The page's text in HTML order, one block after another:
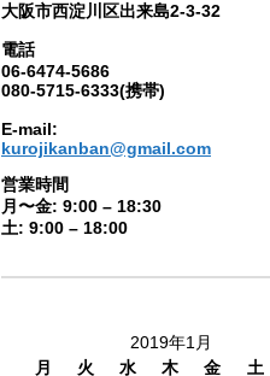
大阪市西淀川区出来島2-3-32
電話
06-6474-5686
080-5715-6333(携帯)
E-mail:
kurojikanban@gmail.com
営業時間
月〜金: 9:00 – 18:30
土: 9:00 – 18:00
2019年1月
月
火 水 木 金 土